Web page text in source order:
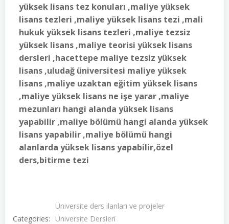
yüksek lisans tez konuları ,maliye yüksek
lisans tezleri ,maliye yüksek lisans tezi ,mali
hukuk yüksek lisans tezleri ,maliye tezsiz
yüksek lisans ,maliye teorisi yüksek lisans
dersleri ,hacettepe maliye tezsiz yüksek
lisans ,uludağ üniversitesi maliye yüksek
lisans ,maliye uzaktan eğitim yüksek lisans
,maliye yüksek lisans ne işe yarar ,maliye
mezunları hangi alanda yüksek lisans
yapabilir ,maliye bölümü hangi alanda yüksek
lisans yapabilir ,maliye bölümü hangi
alanlarda yüksek lisans yapabilir,özel
ders,bitirme tezi
Categories:
Üniversite ders ilanları ve projeler
Üniversite Dersleri